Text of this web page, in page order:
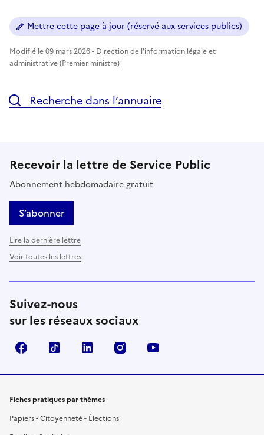
Mettre cette page à jour (réservé aux services publics)
Modifié le 09 mars 2026 - Direction de l'information légale et
administrative (Premier ministre)
Recherche dans l’annuaire
Recevoir la lettre de Service Public
Abonnement hebdomadaire gratuit
S’abonner
Lire la dernière lettre
Voir toutes les lettres
Suivez-nous
sur les réseaux sociaux
FacebookTikTok LinkedIn Instagram
Fiches pratiques par thèmes
Papiers - Citoyenneté - Élections